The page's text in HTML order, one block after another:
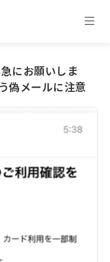
にお願いしま
偽メールに注意